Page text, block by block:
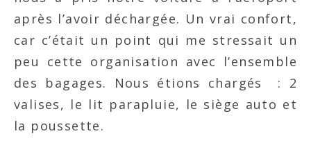
après l’avoir déchargée. Un vrai confort,
car c’était un point qui me stressait un
peu cette organisation avec l’ensemble
des bagages. Nous étions chargés : 2
valises, le lit parapluie, le siège auto et
la poussette.